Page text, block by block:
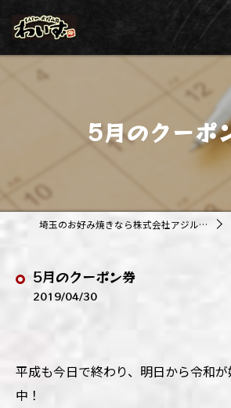
5月のクーポ
埼玉のお好み焼きなら株式会社アジルカンパニー
5月のクーポン券
2019/04/30
平成も今日で終わり、明日から令和
中！